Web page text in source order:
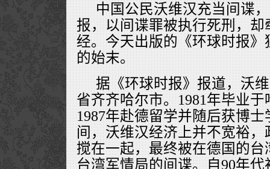
中国公民沃维汉充当间谍
报，以间谍罪被执行死刑，
经。今天出版的《环球时报
的始末。
据《环球时报》报道，沃
省齐齐哈尔市。1981年毕业
1987年赴德留学并随后获博
间，沃维汉经济上并不宽裕，
搅在一起，最终被在德国的
台湾军情局的间谍。自90年